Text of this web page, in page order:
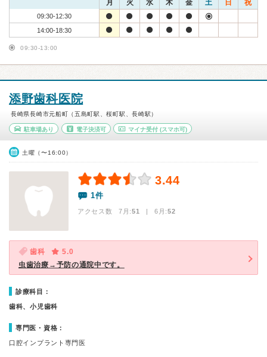
月 火 水 木 金 土 日 祝
09:30-12:30
14:00-18:30
09:30-13:00
添野歯科医院
長崎県長崎市元船町（五島町駅、桜町駅、長崎駅）
駐車場あり 電子決済可 マイナ受付 (スマホ可)
土曜（〜16:00）
3.44
1件
アクセス数 7月:51 | 6月:52
歯科
5.0
虫歯治療→予防の通院中です。
診療科目：
歯科、小児歯科
専門医・資格：
口腔インプラント専門医